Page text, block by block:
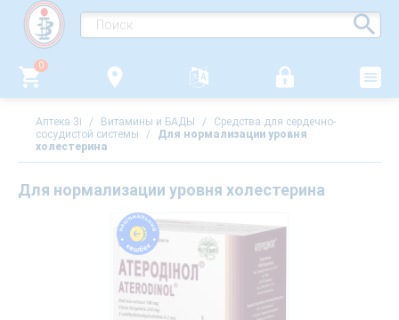
0
Аптека 3i / Витамины и БАДЫ /
Средства для сердечно-
сосудистой системы
/
Для нормализации уровня
холестерина
Для нормализации уровня холестерина